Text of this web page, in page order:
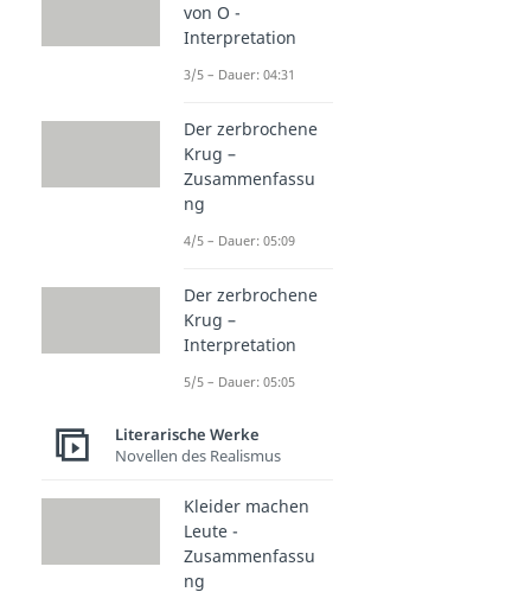
von O -
Interpretation
3/5 – Dauer: 04:31
Der zerbrochene
Krug –
Zusammenfassu
ng
4/5 – Dauer: 05:09
Der zerbrochene
Krug –
Interpretation
5/5 – Dauer: 05:05
Literarische Werke
Novellen des Realismus
Kleider machen
Leute -
Zusammenfassu
ng